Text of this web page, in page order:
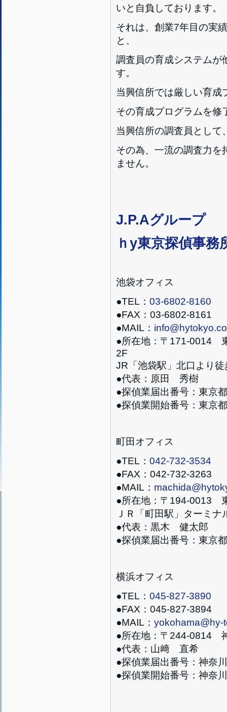
いと自負しております。
それは、創業7年目の実
と、
調査員の育成システムが
す。
当興信所では厳しい育成
その育成プログラムを修
当興信所の調査員として
その為、一流の調査力を
ません。
J.P.Aグループ
ｈy東京探偵事務
池袋オフィス
●TEL： 03-6802-8160
●FAX：03-6802-8161
●MAIL：
●所在地：〒171-0014
2F
JR「池袋駅」北口より徒
●代表：原田 秀樹
●探偵業届出番号：東京
●探偵業開始番号：東京
町田オフィス
●TEL： 042-732-3534
●FAX：042-732-3263
●MAIL：
●所在地：〒194-0013
ＪＲ「町田駅」ターミナ
●代表：黒木 健太郎
●探偵業届出番号：東京
横浜オフィス
●TEL： 045-827-3890
●FAX：045-827-3894
●MAIL： yokohama@hy-
●所在地：〒244-0814
●代表：山﨑 直希
●探偵業届出番号：神奈
●探偵業開始番号：神奈